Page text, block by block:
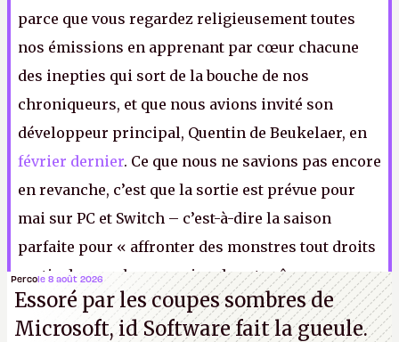
parce que vous regardez religieusement toutes
nos émissions en apprenant par cœur chacune
des inepties qui sort de la bouche de nos
chroniqueurs, et que nous avions invité son
développeur principal, Quentin de Beukelaer, en
février dernier. Ce que nous ne savions pas encore
en revanche, c’est que la sortie est prévue pour
mai sur PC et Switch – c’est-à-dire la saison
parfaite pour « affronter des monstres tout droits
sortis des sombres recoins de votre âme »,
comme on avait pu l’entrevoir dans un démo
plutôt prometteuse disponible surSteam.ER.
Percole 8 août 2026
Essoré par les coupes sombres de
Microsoft, id Software fait la gueule.